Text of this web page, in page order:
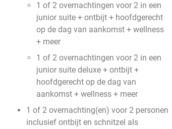
1 of 2 overnachtingen voor 2 in een
junior suite + ontbijt + hoofdgerecht
op de dag van aankomst + wellness
+ meer
1 of 2 overnachtingen voor 2 in een
junior suite deluxe + ontbijt +
hoofdgerecht op de dag van
aankomst + wellness + meer
1 of 2 overnachting(en) voor 2 personen
inclusief ontbijt en schnitzel als